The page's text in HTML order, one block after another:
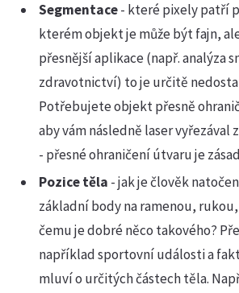
Segmentace- které pixely patří
kterém objekt je může být fajn,
přesnější aplikace (např. analýza
zdravotnictví) to je určitě
Potřebujete objekt přesně
aby vám následně laser vyřezával
- přesné ohraničení útvaru je
Pozice těla - jak je člověk
základní body na ramenou,
čemu je dobré něco takového?
například sportovní události a
mluví o určitých částech těla.